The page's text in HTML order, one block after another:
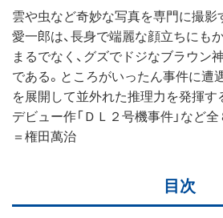
雲や虫など奇妙な写真を専門に撮
愛一郎は、長身で端麗な顔立ちにも
まるでなく、グズでドジなブラウン
である。ところがいったん事件に遭
を展開して並外れた推理力を発揮す
デビュー作「ＤＬ２号機事件」など
＝権田萬治
目次